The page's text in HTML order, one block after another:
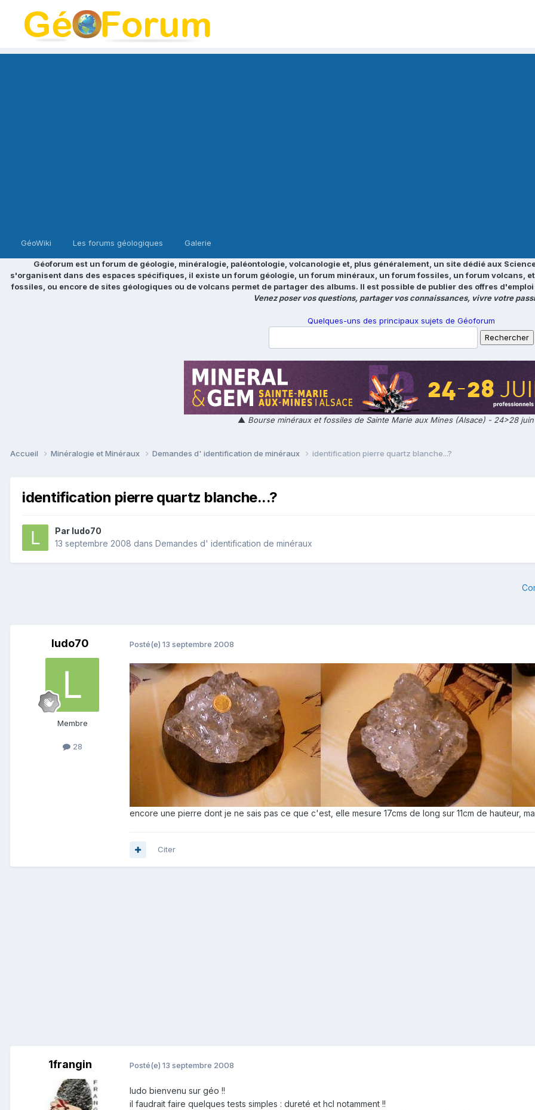
GéoWiki Les forums géologiques Galerie
Géoforum est un forum de géologie, minéralogie, paléontologie, volcanologie et, plus généralement, un site dédié aux
s'organisent dans des espaces spécifiques, il existe un forum géologie, un forum minéraux, un forum fossiles, un forum volcans,
fossiles, ou encore de sites géologiques ou de volcans permet de partager des albums. Il est possible de publier des offres
Venez poser vos questions, partager vos connaissances, vivre votre
Quelques-uns des principaux sujets de Géoforum
▲ Bourse minéraux et fossiles de Sainte Marie aux Mines (Alsace) - 24>28
Accueil Minéralogie et Minéraux Demandes d' identification de minéraux identification pierre quartz blanche...?
identification pierre quartz blanche...?
Par ludo70
13 septembre 2008 dans Demandes d' identification de minéraux
ludo70
Membre
28
Posté(e) 13 septembre 2008
encore une pierre dont je ne sais pas ce que c'est, elle mesure 17cms de long sur 11cm de hauteur,
Citer
1frangin Posté(e) 13 septembre 2008
ludo bienvenu sur géo !!
il faudrait faire quelques tests simples : dureté et hcl notamment !!